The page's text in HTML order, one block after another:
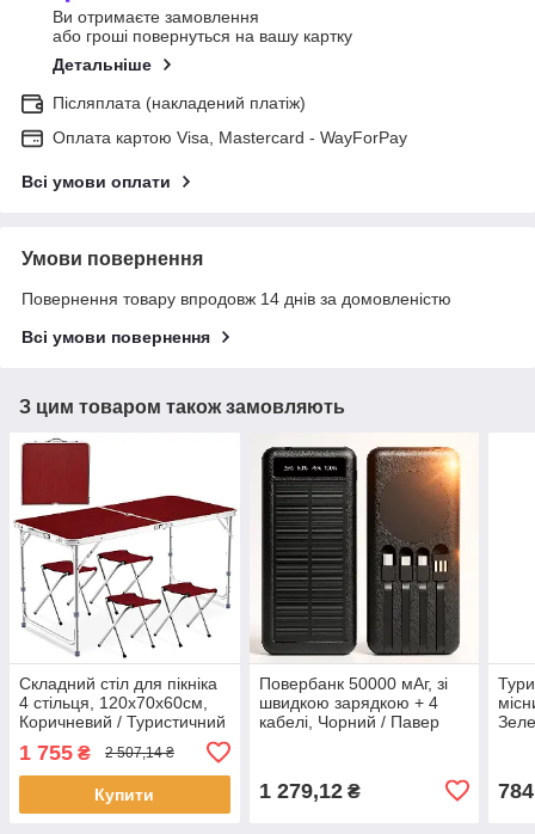
Ви отримаєте замовлення
або гроші повернуться на вашу картку
Детальніше
Післяплата (накладений платіж)
Оплата картою Visa, Mastercard - WayForPay
Всі умови оплати
Умови повернення
Повернення товару впродовж 14 днів за домовленістю
Всі умови повернення
З цим товаром також замовляють
Складний стіл для пікніка
4 стільця, 120х70х60см,
Коричневий / Туристичний
стіл розкладний / Стіл для
кемпінгу
1 755 ₴ 2 507,14 ₴
Купити
Повербанк 50000 мАг, зі
швидкою зарядкою + 4
кабелі, Чорний / Павер
1 279,12₴